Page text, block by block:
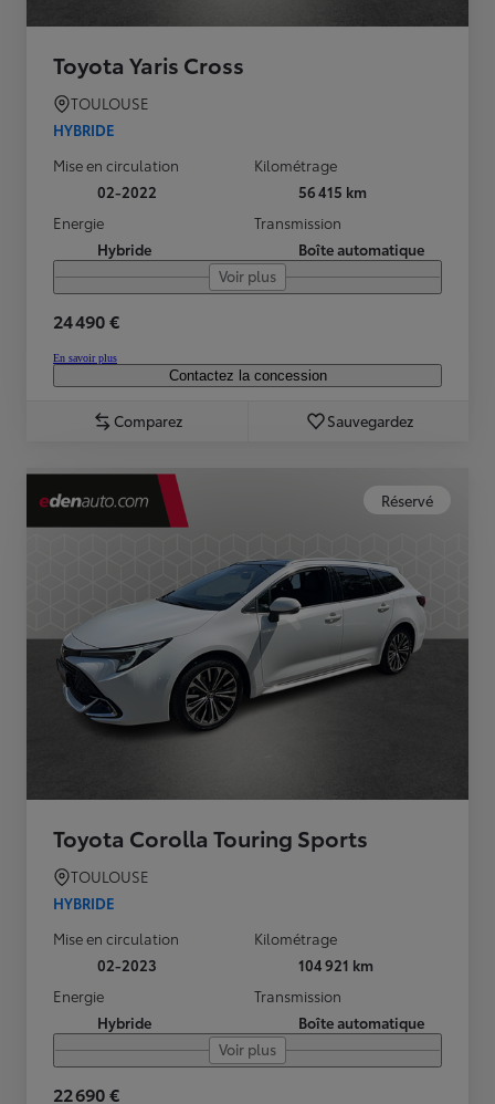
Toyota Yaris Cross
TOULOUSE
HYBRIDE
Mise en circulation
02-2022
Kilométrage
56 415 km
Energie
Hybride
Transmission
Boîte automatique
Voir plus
24 490 €
En savoir plus
Contactez la concession
Comparez Sauvegardez
Réservé
Toyota Corolla Touring Sports
TOULOUSE
HYBRIDE
Mise en circulation
02-2023
Kilométrage
104 921 km
Energie
Hybride
Transmission
Boîte automatique
Voir plus
22 690 €